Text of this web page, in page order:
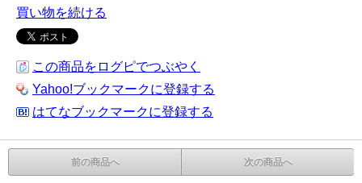
買い物を続ける
この商品をログピでつぶやく
Yahoo!ブックマークに登録する
はてなブックマークに登録する
前の商品へ 次の商品へ